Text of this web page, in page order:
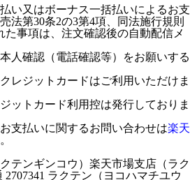
い又はボーナス一括払いによるお支
法第30条2の3第4項、同法施行規則
た事項は、注文確認後の自動配信メ
人確認（電話確認等）をお願いする
レジットカードはご利用いただけま
ットカード利用控は発行しておりま
支払いに関するお問い合わせは楽天
テンギンコウ）楽天市場支店（ラク
ラクテン（ヨコハマチユウ